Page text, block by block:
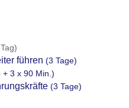
führen (3 Tage)
3 x 90 Min.)
(3 Tage)